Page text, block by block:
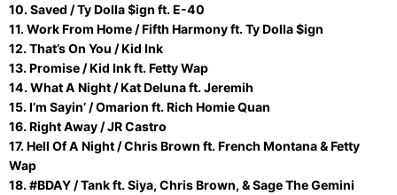
10. Saved / Ty Dolla $ign ft. E-40
11. Work From Home / Fifth Harmony ft. Ty Dolla $ign
12. That’s On You / Kid Ink
13. Promise / Kid Ink ft. Fetty Wap
14. What A Night / Kat Deluna ft. Jeremih
15. I’m Sayin’ / Omarion ft. Rich Homie Quan
16. Right Away / JR Castro
17. Hell Of A Night / Chris Brown ft. French Montana & Fetty
Wap
18. #BDAY / Tank ft. Siya, Chris Brown, & Sage The Gemini